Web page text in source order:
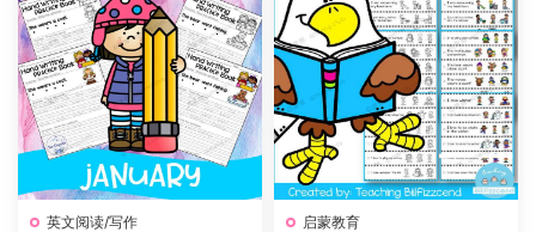
英文阅读/写作 启蒙教育